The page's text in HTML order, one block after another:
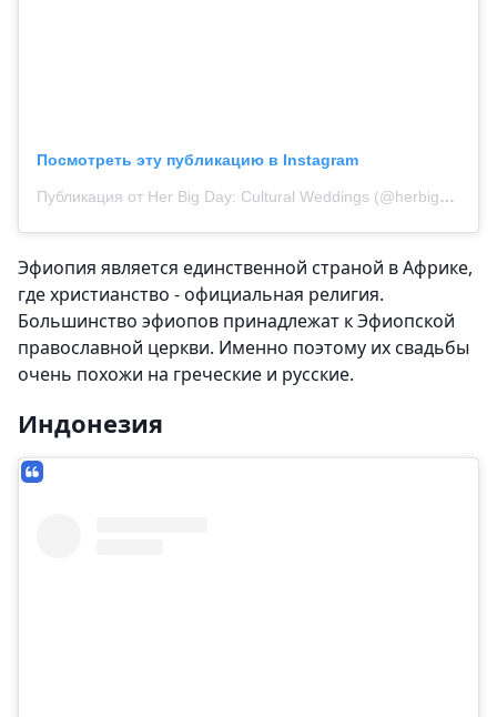
Посмотреть эту публикацию в Instagram
Публикация от Her Big Day: Cultural Weddings (@herbigdayllc)
Эфиопия является единственной страной в Африке,
где христианство - официальная религия.
Большинство эфиопов принадлежат к Эфиопской
православной церкви. Именно поэтому их свадьбы
очень похожи на греческие и русские.
Индонезия